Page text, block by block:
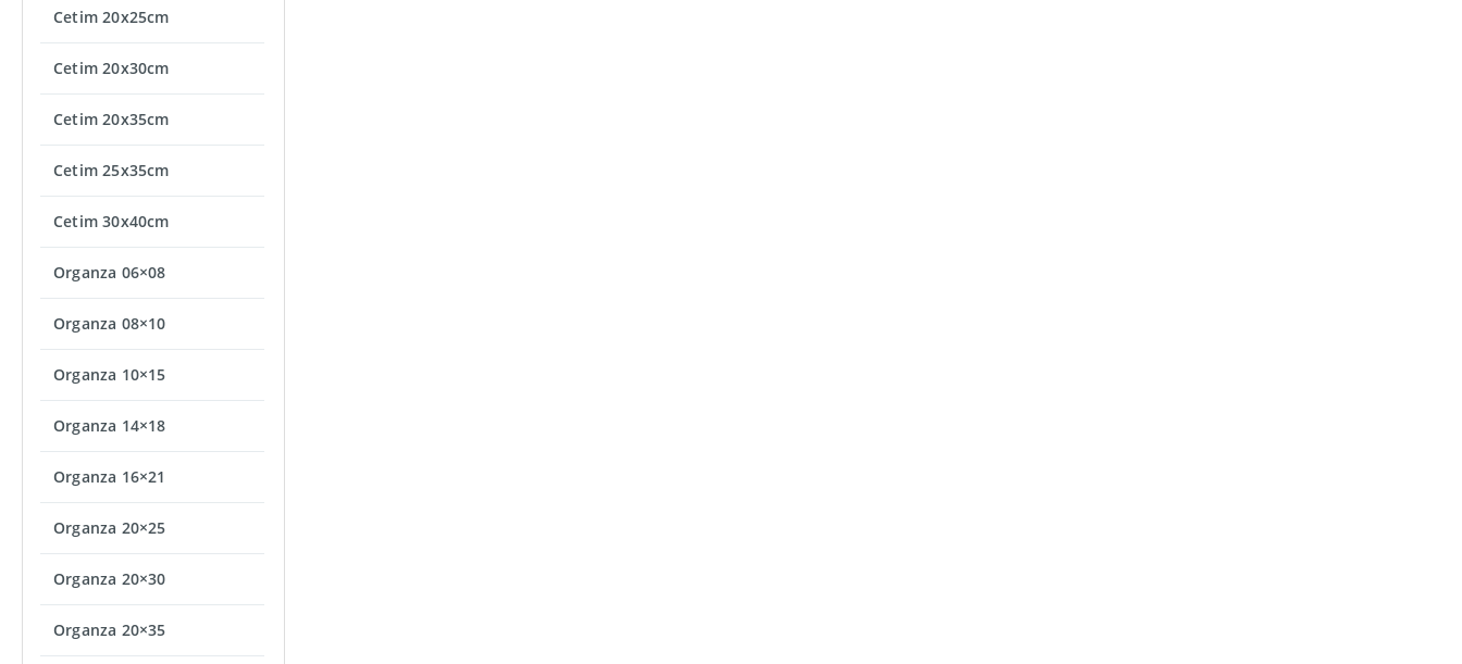
Cetim 20x25cm
Cetim 20x30cm
Cetim 20x35cm
Cetim 25x35cm
Cetim 30x40cm
Organza 06×08
Organza 08×10
Organza 10×15
Organza 14×18
Organza 16×21
Organza 20×25
Organza 20×30
Organza 20×35